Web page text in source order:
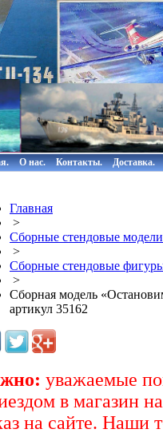
О нас. Контакты. Доставка.
Главная
>
Сборные стендовые
>
Сборные стендовые
>
Сборная модель
артикул 35162
уважаемые
в магазин
на сайте. Наши